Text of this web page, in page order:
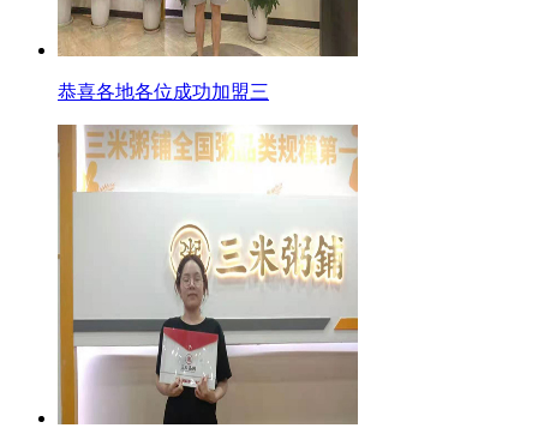
恭喜各地各位成功加盟三